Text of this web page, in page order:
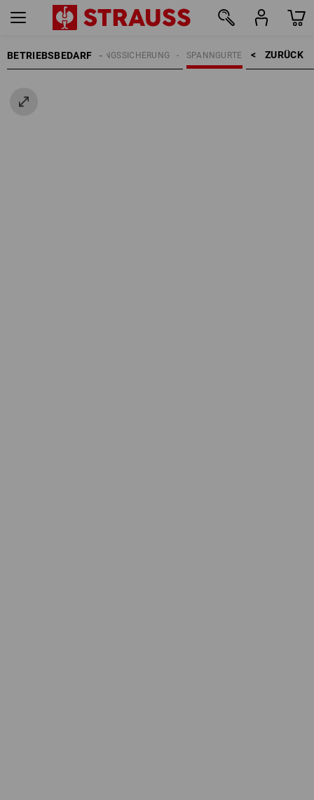
BETRIEBSBEDARF ZURÜCK    >
SPANNGURTE
LADUNGSSICHERUNG